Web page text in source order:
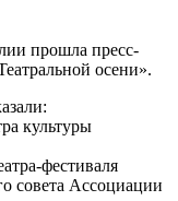
прошла пресс-
осени».
культуры
фестиваля
совета Ассоциации